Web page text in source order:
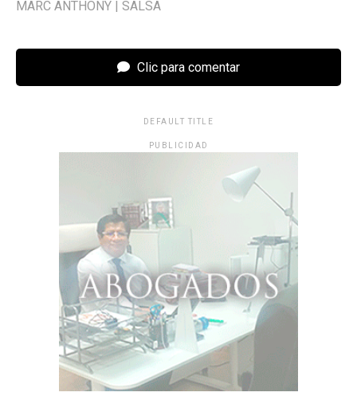
MARC ANTHONY | SALSA
Clic para comentar
DEFAULT TITLE
PUBLICIDAD